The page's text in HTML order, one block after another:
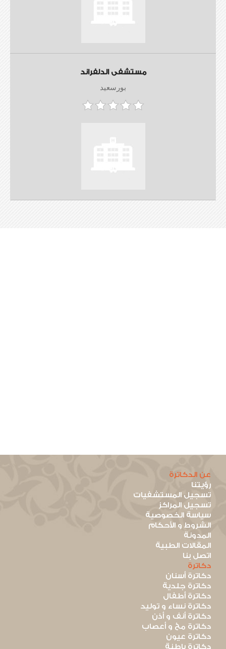
مستشفى الدلفراند
بورسعيد
عن الدكاترة
رؤيتنا
تسجيل المستشفيات
تسجيل المراكز
سياسة الخصوصية
الشروط و الأحكام
المدونة
المقالات الطبية
اتصل بنا
دكاترة
دكاترة أسنان
دكاترة جلدية
دكاترة أطفال
دكاترة نساء و توليد
دكاترة أنف و أذن
دكاترة مخ و أعصاب
دكاترة عيون
دكاترة باطنة